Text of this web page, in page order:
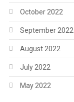
October 2022
September 2022
August 2022
July 2022
May 2022